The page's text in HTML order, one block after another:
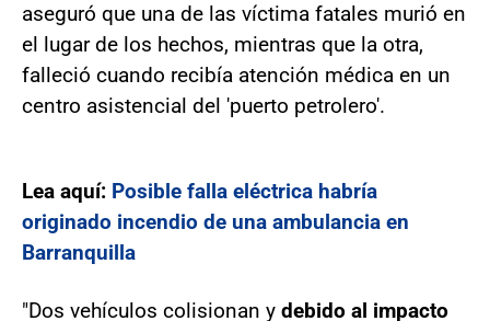
aseguró que una de las víctima fatales murió en
el lugar de los hechos, mientras que la otra,
falleció cuando recibía atención médica en un
centro asistencial del 'puerto petrolero'.
Lea aquí: Posible falla eléctrica habría
originado incendio de una ambulancia en
Barranquilla
"Dos vehículos colisionan y debido al impacto